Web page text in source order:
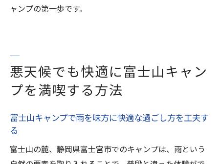
ャンプの第一歩です。
悪天候でも快適に富士山キャン
プを満喫する方法
富士山キャンプで雨を味方に快適な過ごし方を工夫す
る
富士山の麓、静岡県富士宮市でのキャンプは、雨という